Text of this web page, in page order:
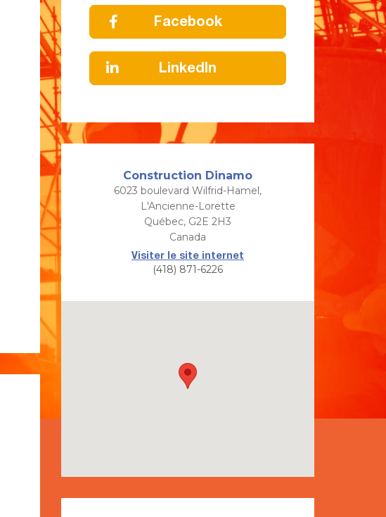
Facebook
LinkedIn
Construction Dinamo
6023 boulevard Wilfrid-Hamel,
L'Ancienne-Lorette
Québec, G2E 2H3
Canada
Visiter le site internet
(418) 871-6226